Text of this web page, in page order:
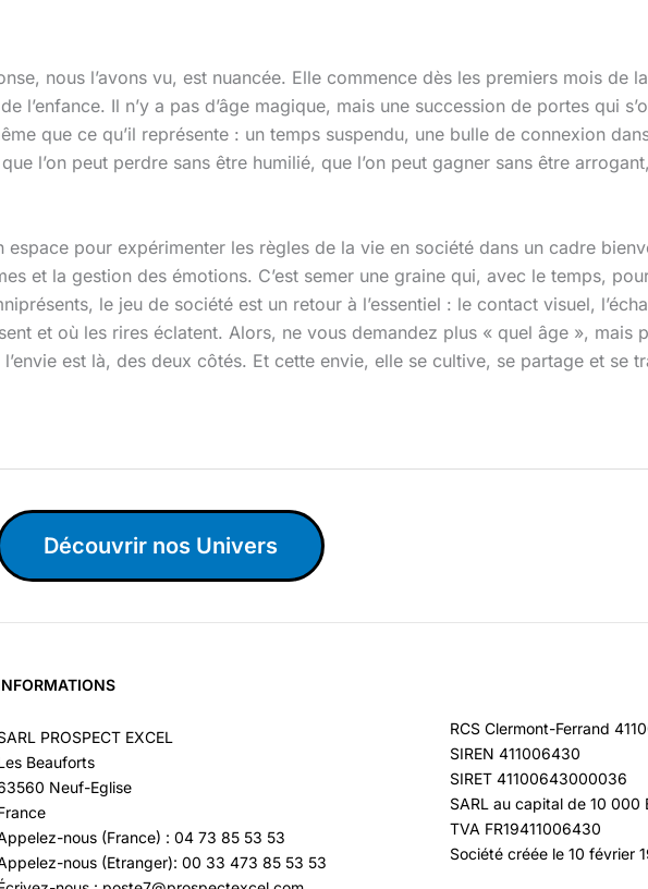
nous l’avons vu, est nuancée. Elle commence dès les premiers mois de
l’enfance. Il n’y a pas d’âge magique, mais une succession de portes qui
que ce qu’il représente : un temps suspendu, une bulle de connexion
l’on peut perdre sans être humilié, que l’on peut gagner sans être
pour expérimenter les règles de la vie en société dans un cadre
et la gestion des émotions. C’est semer une graine qui, avec le temps,
le jeu de société est un retour à l’essentiel : le contact visuel,
et où les rires éclatent. Alors, ne vous demandez plus « quel âge », mais
est là, des deux côtés. Et cette envie, elle se cultive, se partage et se
Découvrir nos Univers
PROSPECT EXCEL
Beauforts
Neuf-Eglise
nous (France) : 04 73 85 53 53
nous (Etranger): 00 33 473 85 53 53
RCS Clermont-Ferrand
SIREN 411006430
SIRET 41100643000036
SARL au capital de 10 000
TVA FR19411006430
Société créée le 10 février